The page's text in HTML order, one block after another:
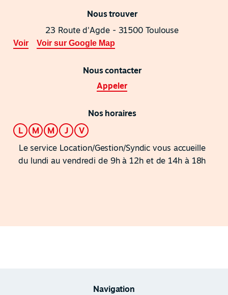
Nous trouver
23 Route d'Agde - 31500 Toulouse
Voir Voir sur Google Map
Nous contacter
Appeler
Nos horaires
L
M M J
V
Le service Location/Gestion/Syndic vous accueille
du lundi au vendredi de 9h à 12h et de 14h à 18h
Navigation